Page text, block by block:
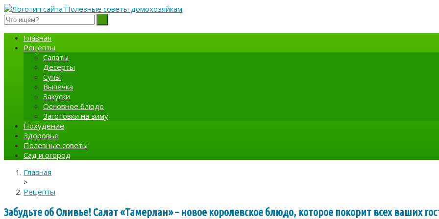
Полезные советы домохозяйкам
Главная
Рецепты
Салаты
Десерты
Супы
Выпечка
Закуски
Основное блюдо
Заготовки на зиму
Похудение
Здоровье
Полезные советы
Сад и огород
Главная
>
Рецепты
Забудьте об Оливье! Салат «Тамерлан» – новое королевское блюдо, которое покорит всех ваших